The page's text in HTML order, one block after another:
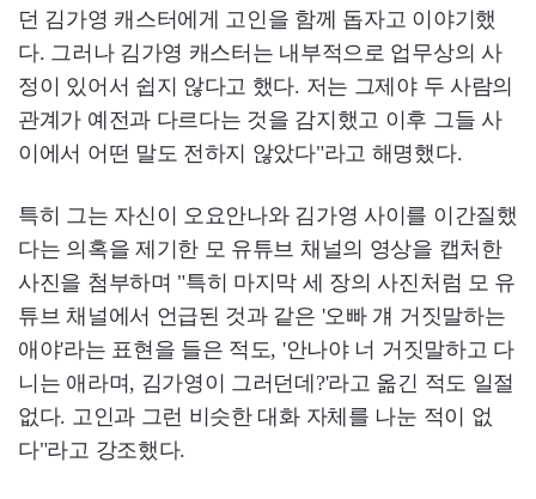
던 김가영 캐스터에게 고인을 함께 돕자고 이야기했
다. 그러나 김가영 캐스터는 내부적으로 업무상의 사
정이 있어서 쉽지 않다고 했다. 저는 그제야 두 사람의
관계가 예전과 다르다는 것을 감지했고 이후 그들 사
이에서 어떤 말도 전하지 않았다"라고 해명했다.
특히 그는 자신이 오요안나와 김가영 사이를 이간질했
다는 의혹을 제기한 모 유튜브 채널의 영상을 캡처한
사진을 첨부하며 "특히 마지막 세 장의 사진처럼 모 유
튜브 채널에서 언급된 것과 같은 '오빠 걔 거짓말하는
애야'라는 표현을 들은 적도, '안나야 너 거짓말하고 다
니는 애라며, 김가영이 그러던데?'라고 옮긴 적도 일절
없다. 고인과 그런 비슷한 대화 자체를 나눈 적이 없
다"라고 강조했다.